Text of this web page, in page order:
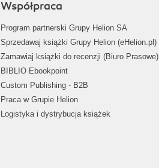
Współpraca
Program partnerski Grupy Helion SA
Sprzedawaj książki Grupy Helion (eHelion.pl)
Zamawiaj książki do recenzji (Biuro Prasowe)
BIBLIO Ebookpoint
Custom Publishing - B2B
Praca w Grupie Helion
Logistyka i dystrybucja książek